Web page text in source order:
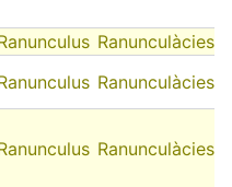
Ranunculàcies
Ranunculàcies
Ranunculàcies